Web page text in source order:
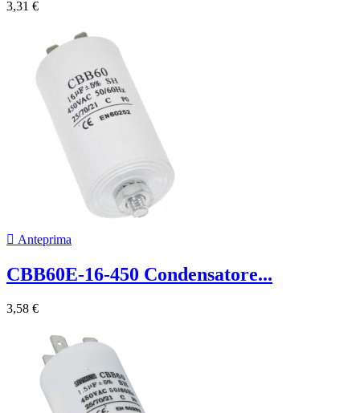
3,31 €
 Anteprima
CBB60E-16-450 Condensatore...
3,58 €